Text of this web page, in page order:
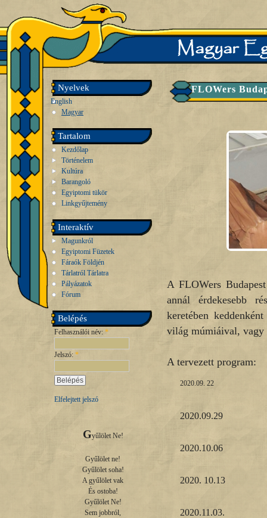
Nyelvek
English
Magyar
Tartalom
Kezdőlap
Történelem
Kultúra
Barangoló
Egyiptomi tükör
Linkgyűjtemény
Interaktív
Magunkról
Egyiptomi Füzetek
Fáraók Földjén
Tárlatról Tárlatra
Pályázatok
Fórum
Belépés
Felhasználói név: *
Jelszó: *
Elfelejtett jelszó
Gyűlölet Ne!
Gyűlölet ne!
Gyűlölet soha!
A gyűlölet vak
És ostoba!
Gyűlölet Ne!
Sem jobbról,
FLOWers
A FLOWers
annál érdekesebb
keretében
világ múmiáival, vagy
A tervezett program:
2020.09. 22
2020.09.29
2020.10.06
2020. 10.13
2020.11.03.